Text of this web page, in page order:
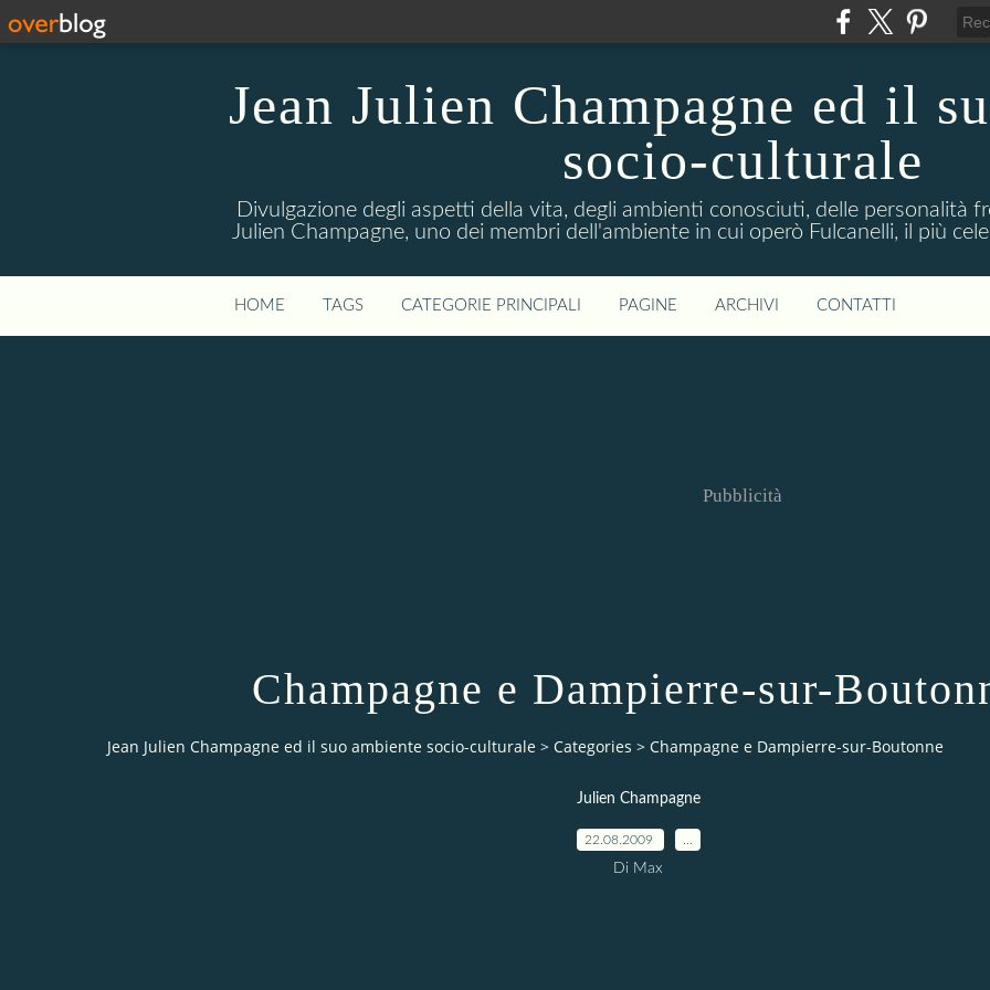
Jean Julien Champagne ed il
socio-culturale
Divulgazione degli aspetti della vita, degli ambienti conosciuti, delle personalità
Julien Champagne, uno dei membri dell'ambiente in cui operò Fulcanelli, il più
HOME TAGS CATEGORIE PRINCIPALI PAGINE ARCHIVI CONTATTI
Pubblicità
Champagne e Dampierre-sur-
Jean Julien Champagne ed il suo ambiente socio-culturale > Categories > Champagne e Dampierre-sur-Boutonne
Julien Champagne
22.08.2009
Di Max